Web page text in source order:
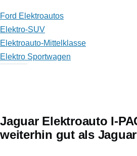
Ford Elektroautos
Elektro-SUV
Elektroauto-Mittelklasse
Elektro Sportwagen
Jaguar Elektroauto I-
weiterhin gut als Jaguar